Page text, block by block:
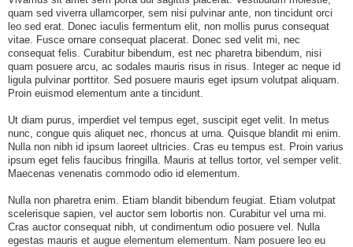
quam sed viverra ullamcorper, sem nisi pulvinar ante, non tincidunt orci
leo sed erat. Donec iaculis fermentum elit, non mollis purus consequat
vitae. Fusce ornare consequat placerat. Donec sed velit mi, nec
consequat felis. Curabitur bibendum, est nec pharetra bibendum, nisi
quam posuere arcu, ac sodales mauris risus in risus. Integer ac neque id
ligula pulvinar porttitor. Sed posuere mauris eget ipsum volutpat aliquam.
Proin euismod elementum ante a tincidunt.
Ut diam purus, imperdiet vel tempus eget, suscipit eget velit. In metus
nunc, congue quis aliquet nec, rhoncus at urna. Quisque blandit mi enim.
Nulla non nibh id ipsum laoreet ultricies. Cras eu tempus est. Proin varius
ipsum eget felis faucibus fringilla. Mauris at tellus tortor, vel semper velit.
Maecenas venenatis commodo odio id elementum.
Nulla non pharetra enim. Etiam blandit bibendum feugiat. Etiam volutpat
scelerisque sapien, vel auctor sem lobortis non. Curabitur vel urna mi.
Cras auctor consequat nibh, ut condimentum odio posuere vel. Nulla
egestas mauris et augue elementum elementum. Nam posuere leo eu